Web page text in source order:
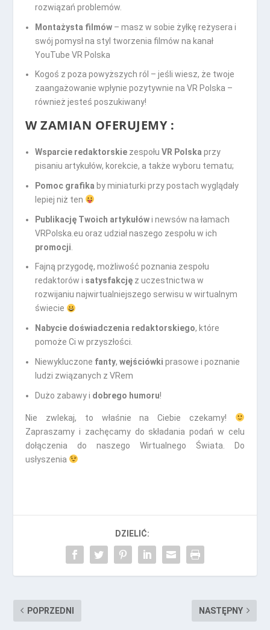
rozwiązań problemów.
Montażysta filmów – masz w sobie żyłkę reżysera i
swój pomysł na styl tworzenia filmów na kanał
YouTube VR Polska
Kogoś z poza powyższych ról – jeśli wiesz, że twoje
zaangażowanie wpłynie pozytywnie na VR Polska –
również jesteś poszukiwany!
W ZAMIAN OFERUJEMY :
Wsparcie redaktorskie zespołuVR Polska przy
pisaniu artykułów, korekcie, a także wyboru tematu;
Pomoc grafika by miniaturki przy postach wyglądały
lepiej niż ten
Publikację Twoich artykułówi newsów na łamach
VRPolska.eu oraz udział naszego zespołu w ich
promocji
Fajną przygodę, możliwość poznania zespołu
redaktorów i satysfakcję z uczestnictwa w
rozwijaniu najwirtualniejszego serwisu w wirtualnym
świecie
Nabycie doświadczenia redaktorskiego, które
pomoże Ci w przyszłości.
Niewykluczone fanty,wejściówki prasowe i poznanie
ludzi związanych z VRem
Dużo zabawy i dobrego humoru!
Nie zwlekaj, to właśnie na Ciebie czekamy!
Zapraszamy i zachęcamy do składania podań w celu
dołączenia do naszego Wirtualnego Świata. Do
usłyszenia
DZIELIĆ:
POPRZEDNI NASTĘPNY